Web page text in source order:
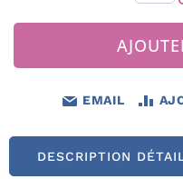
EMAIL
DESCRIPTION